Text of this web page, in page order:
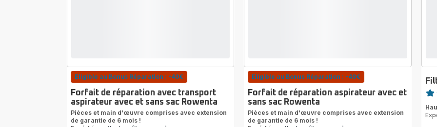
Eligible au Bonus Réparation : -40€
Forfait de réparation avec transport
aspirateur avec et sans sac Rowenta
Pièces et main d'œuvre comprises avec extension
de garantie de 6 mois !
Eligible au Bonus Réparation : -40€
Forfait de réparation aspirateur avec et
sans sac Rowenta
Pièces et main d'œuvre comprises avec extension
de garantie de 6 mois !
Note